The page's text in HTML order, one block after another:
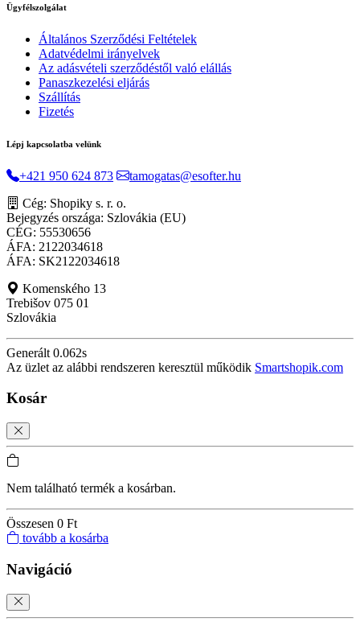
Ügyfélszolgálat
Általános Szerződési Feltételek
Adatvédelmi irányelvek
Az adásvételi szerződéstől való elállás
Panaszkezelési eljárás
Szállítás
Fizetés
Lépj kapcsolatba velünk
+421 950 624 873
tamogatas@esofter.hu
Cég: Shopiky s. r. o.
Bejegyzés országa: Szlovákia (EU)
CÉG: 55530656
ÁFA: 2122034618
ÁFA: SK2122034618
Komenského 13
Trebišov 075 01
Szlovákia
Generált 0.062s
Az üzlet az alábbi rendszeren keresztül működik Smartshopik.com
Kosár
Nem található termék a kosárban.
Összesen 0 Ft
tovább a kosárba
Navigáció